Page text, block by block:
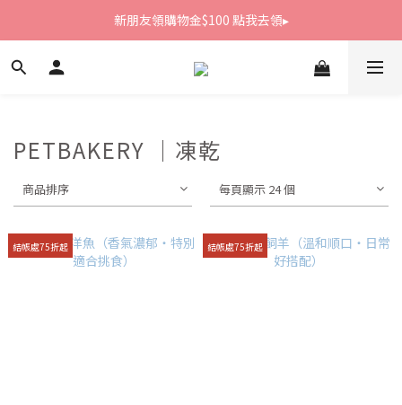
新朋友領購物金$100 點我去領▸
新朋友領購物金$100 點我去領▸
全館滿1800免運
PETBAKERY ｜凍乾
商品排序 每頁顯示 24 個
結帳處75折起 結帳處75折起